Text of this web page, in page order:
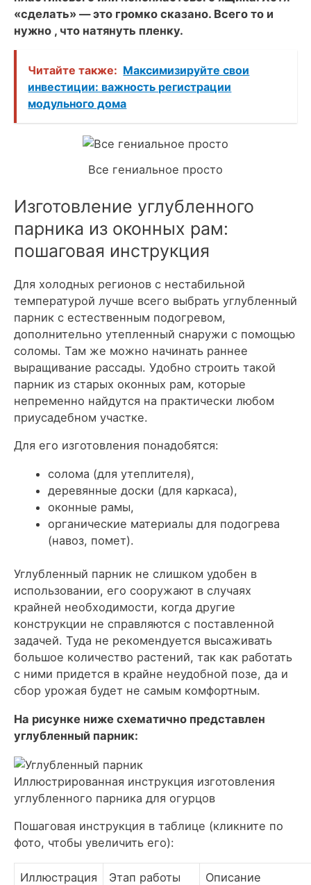
«сделать» — это громко сказано. Всего то и
нужно , что натянуть пленку.
Читайте также: Максимизируйте свои
инвестиции: важность регистрации
модульного дома
Все гениальное просто
Изготовление углубленного
парника из оконных рам:
пошаговая инструкция
Для холодных регионов с нестабильной
температурой лучше всего выбрать углубленный
парник с естественным подогревом,
дополнительно утепленный снаружи с помощью
соломы. Там же можно начинать раннее
выращивание рассады. Удобно строить такой
парник из старых оконных рам, которые
непременно найдутся на практически любом
приусадебном участке.
Для его изготовления понадобятся:
солома (для утеплителя),
деревянные доски (для каркаса),
оконные рамы,
органические материалы для подогрева
(навоз, помет).
Углубленный парник не слишком удобен в
использовании, его сооружают в случаях
крайней необходимости, когда другие
конструкции не справляются с поставленной
задачей. Туда не рекомендуется высаживать
большое количество растений, так как работать
с ними придется в крайне неудобной позе, да и
сбор урожая будет не самым комфортным.
На рисунке ниже схематично представлен
углубленный парник:
Иллюстрированная инструкция изготовления
углубленного парника для огурцов
Пошаговая инструкция в таблице (кликните по
фото, чтобы увеличить его):
Иллюстрация Этап работы Описание